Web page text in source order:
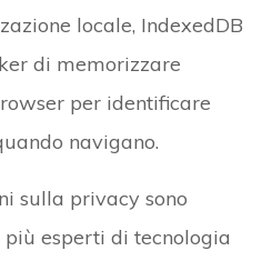
locale, IndexedDB
di memorizzare
per identificare
navigano.
sulla privacy sono
esperti di tecnologia